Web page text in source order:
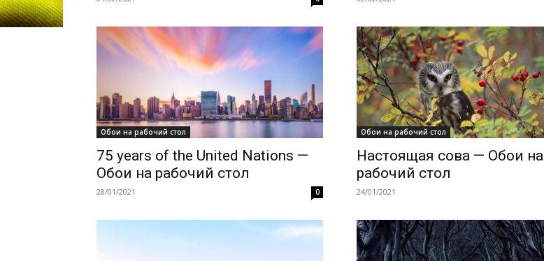
Обои на рабочий стол
75 years of the United Nations —
Обои на рабочий стол
28/01/2021 0
Обои на рабочий стол
Настоящая сова — Обои на
рабочий стол
24/01/2021